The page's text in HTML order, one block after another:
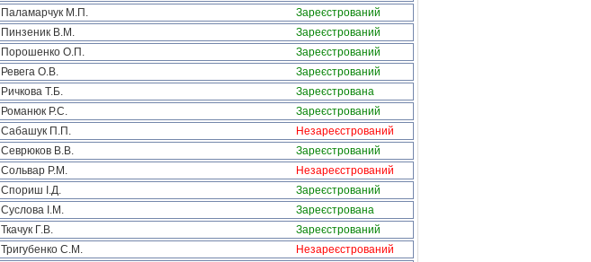
Паламарчук М.П.
Зареєстрований
Пинзеник В.М.
Зареєстрований
Порошенко О.П.
Зареєстрований
Ревега О.В.
Зареєстрований
Ричкова Т.Б.
Зареєстрована
Романюк Р.С.
Зареєстрований
Сабашук П.П.
Незареєстрований
Севрюков В.В.
Зареєстрований
Сольвар Р.М.
Незареєстрований
Спориш І.Д.
Зареєстрований
Суслова І.М.
Зареєстрована
Ткачук Г.В.
Зареєстрований
Тригубенко С.М.
Незареєстрований